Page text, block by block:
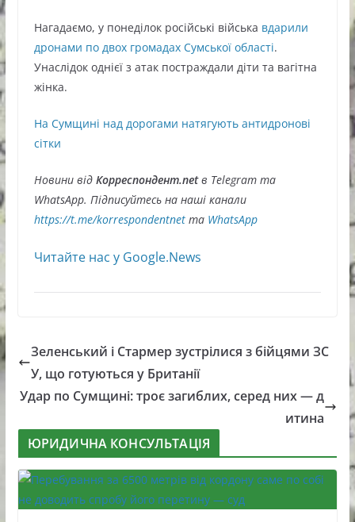
Нагадаємо, у понеділок російські війська вдарили
дронами по двох громадах Сумської області.
Унаслідок однієї з атак постраждали діти та вагітна
жінка.
На Сумщині над дорогами натягують антидронові
сітки
Новини відКорреспондент.netв Telegram та
WhatsApp. Підписуйтесь на наші канали
https://t.me/korrespondentnetта WhatsApp
Читайте нас у Google.News
Зеленський і Стармер зустрілися з бійцями ЗС
У, що готуються у Британії
Удар по Сумщині: троє загиблих, серед них — д
итина
ЮРИДИЧНА КОНСУЛЬТАЦІЯ